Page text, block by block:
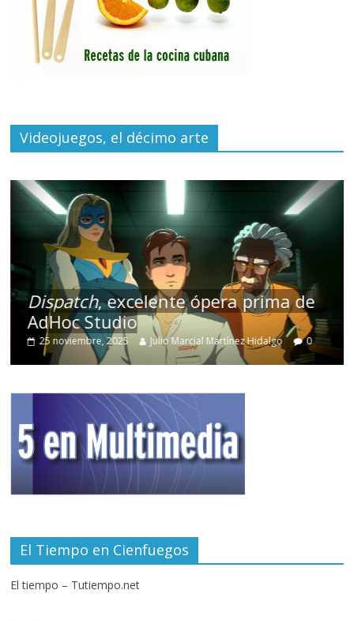
Videojuegos, el décimo arte
Dispatch, excelente ópera prima de
AdHoc Studio
25 noviembre, 2025 Julio Marcial Martínez Hidalgo 0
El Tiempo en Cienfuegos
El tiempo – Tutiempo.net